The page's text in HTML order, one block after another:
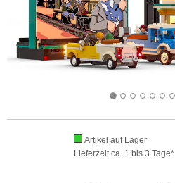
Artikel auf Lager
Lieferzeit ca. 1 bis 3 Tage*